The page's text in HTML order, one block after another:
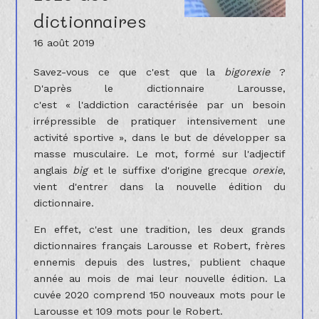
dictionnaires
16 août 2019
Savez-vous ce que c'est que la bigorexie?
D'après le dictionnaire Larousse,
c'est « l'addiction caractérisée par un besoin
irrépressible de pratiquer intensivement une
activité sportive », dans le but de développer sa
masse musculaire. Le mot, formé sur l'adjectif
anglais biget le suffixe d'origine grecque orexie,
vient d'entrer dans la nouvelle édition du
dictionnaire.
En effet, c'est une tradition, les deux grands
dictionnaires français Larousse et Robert, frères
ennemis depuis des lustres, publient chaque
année au mois de mai leur nouvelle édition. La
cuvée 2020 comprend 150 nouveaux mots pour le
Larousse et 109 mots pour le Robert.